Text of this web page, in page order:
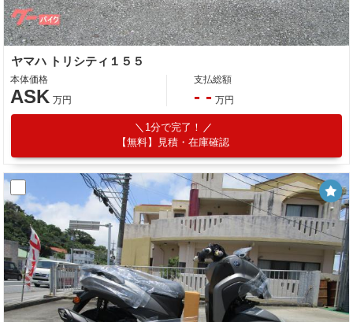
ヤマハ トリシティ１５５
本体価格
ASK 万円
支払総額
- - 万円
1分で完了！
【無料】見積・在庫確認